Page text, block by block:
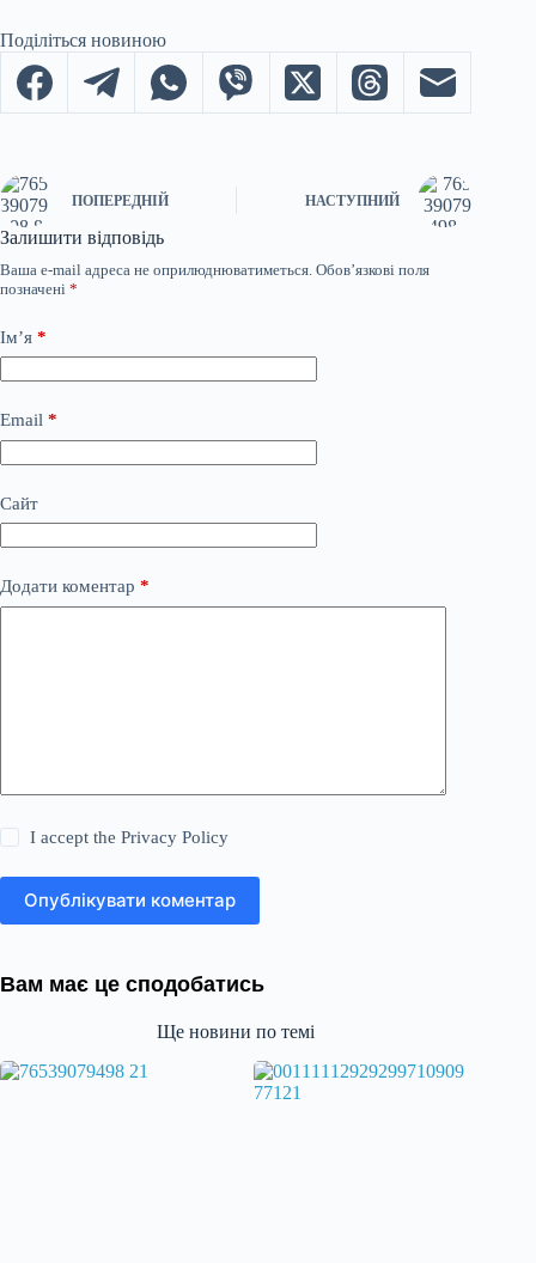
Поділіться новиною
ПОПЕРЕДНІЙ НАСТУПНИЙ
Залишити відповідь
Ваша e-mail адреса не оприлюднюватиметься. Обов’язкові поля
позначені *
Ім’я *
Email *
Сайт
Додати коментар *
I accept thePrivacy Policy
Опублікувати коментар
Вам має це сподобатись
Ще новини по темі